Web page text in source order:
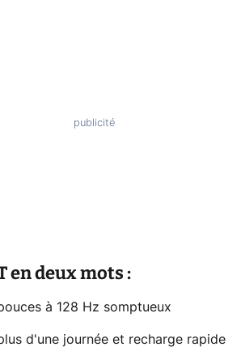
en deux mots :
à 128 Hz somptueux
d'une journée et recharge rapide